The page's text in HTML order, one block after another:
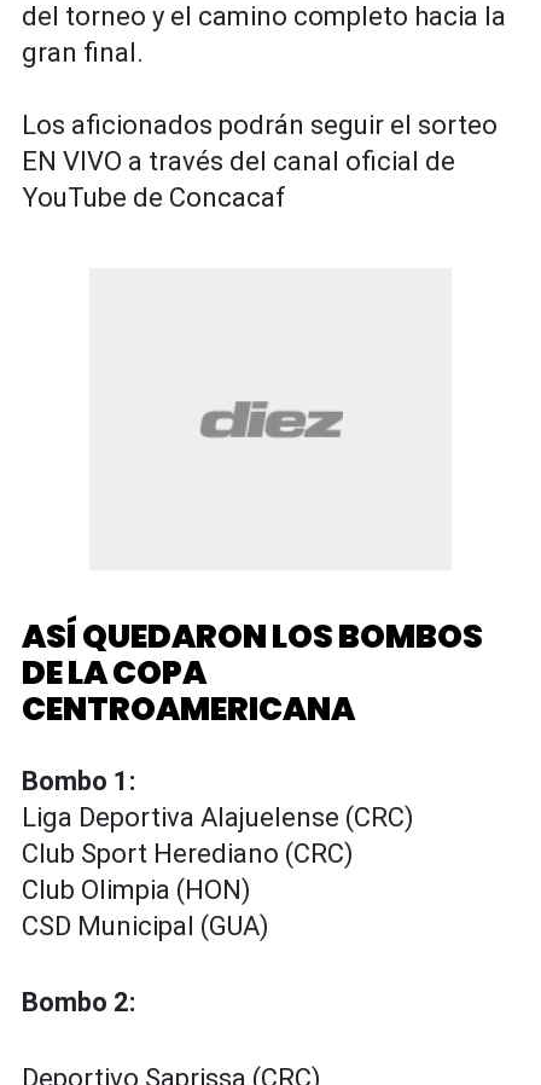
del torneo y el camino completo hacia la
gran final.
Los aficionados podrán seguir el sorteo
EN VIVO a través del canal oficial de
YouTube de Concacaf
ASÍ QUEDARON LOS BOMBOS
DE LA COPA
CENTROAMERICANA
Bombo 1:
Liga Deportiva Alajuelense (CRC)
Club Sport Herediano (CRC)
Club Olimpia (HON)
CSD Municipal (GUA)
Bombo 2:
Deportivo Saprissa (CRC)